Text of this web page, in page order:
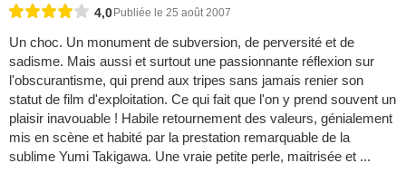
4,0 Publiée le 25 août 2007
Un choc. Un monument de subversion, de perversité et de
sadisme. Mais aussi et surtout une passionnante réflexion sur
l'obscurantisme, qui prend aux tripes sans jamais renier son
statut de film d'exploitation. Ce qui fait que l'on y prend souvent un
plaisir inavouable ! Habile retournement des valeurs, génialement
mis en scène et habité par la prestation remarquable de la
sublime Yumi Takigawa. Une vraie petite perle, maitrisée et ...